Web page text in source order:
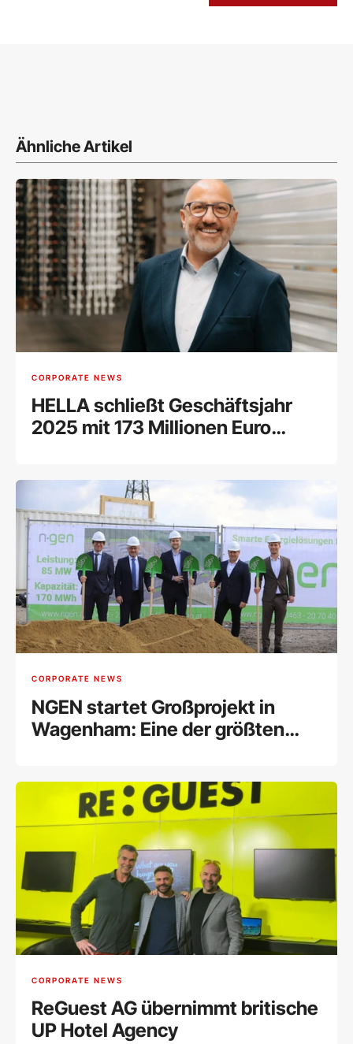
Ähnliche Artikel
CORPORATE NEWS
HELLA schließt Geschäftsjahr
2025 mit 173 Millionen Euro
CORPORATE NEWS
NGEN startet Großprojekt in
Wagenham: Eine der größten
CORPORATE NEWS
ReGuest AG übernimmt britische
UP Hotel Agency